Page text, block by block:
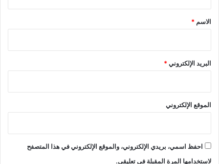
*
الاسم *
البريد الإلكتروني*
الموقع الإلكتروني
احفظ اسمي، بريدي الإلكتروني، والموقع الإلكتروني في هذا المتصفح
لاستخدامها المرة المقبلة في تعليقي.